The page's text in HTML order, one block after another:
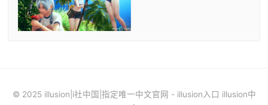
© 2025 illusion|i社中国|指定唯一中文官网 - illusion入口 illusion中